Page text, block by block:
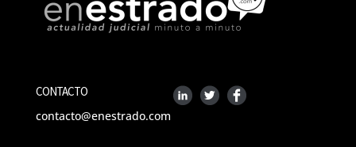
CONTACTO
contacto@enestrado.com